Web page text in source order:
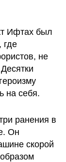
Ифтах был
где
не
на себя.
ранения в
Он
скорой